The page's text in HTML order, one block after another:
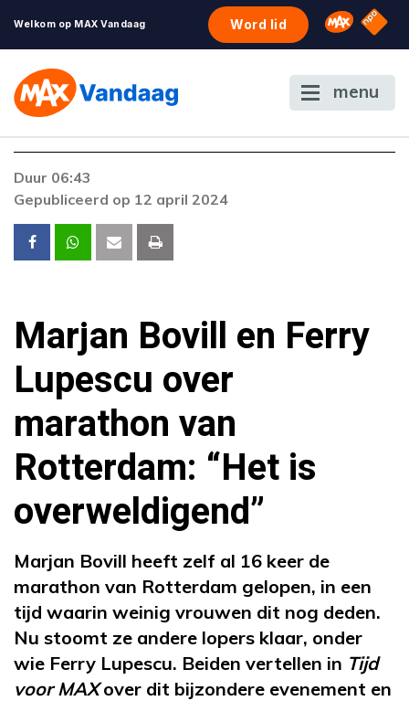
Welkom op MAX Vandaag Word lid Omroep
NPO
menu
Er is een licentie-fout opgetreden. Als het
contact op met onze klantenservice.
Duur 06:43
Gepubliceerd op 12 april 2024
Marjan Bovill en Ferry
Lupescu over
marathon van
Rotterdam: “Het is
overweldigend”
Marjan Bovill heeft zelf al 16 keer de
marathon van Rotterdam gelopen, in een
tijd waarin weinig vrouwen dit nog deden.
Nu stoomt ze andere lopers klaar, onder
wie Ferry Lupescu. Beiden vertellen in Tijd
voor MAXover dit bijzondere evenement en